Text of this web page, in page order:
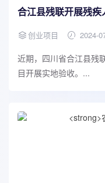
合江县残联开展残
创业项目 2024-
近期，四川省合江县残
目开展实地验收。...